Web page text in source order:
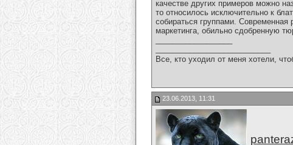
качестве других примеров можно
то относилось исключительно к
собираться группами.
маркетинга, обильно сдобренную
Все, кто уходил от меня хотели,
23.06.2013, 11:31